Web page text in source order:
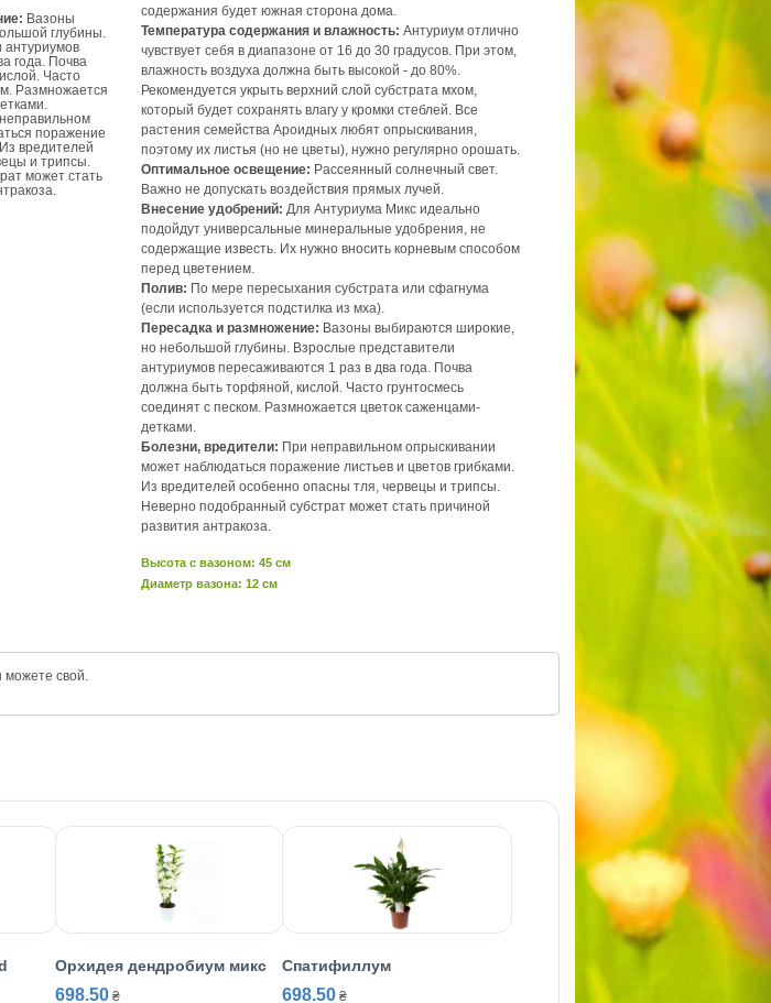
Вазоны
глубины.
антуриумов
года. Почва
Часто
Размножается
поражение
вредителей
и трипсы.
может стать
содержания будет южная сторона дома.
Температура содержания и влажность: Антуриум отлично
чувствует себя в диапазоне от 16 до 30 градусов. При этом,
влажность воздуха должна быть высокой - до 80%.
Рекомендуется укрыть верхний слой субстрата мхом,
который будет сохранять влагу у кромки стеблей. Все
растения семейства Ароидных любят опрыскивания,
поэтому их листья (но не цветы), нужно регулярно орошать.
Оптимальное освещение: Рассеянный солнечный свет.
Важно не допускать воздействия прямых лучей.
Внесение удобрений: Для Антуриума Микс идеально
подойдут универсальные минеральные удобрения, не
содержащие известь. Их нужно вносить корневым способом
перед цветением.
Полив: По мере пересыхания субстрата или сфагнума
(если используется подстилка из мха).
Пересадка и размножение: Вазоны выбираются широкие,
но небольшой глубины. Взрослые представители
антуриумов пересаживаются 1 раз в два года. Почва
должна быть торфяной, кислой. Часто грунтосмесь
соединят с песком. Размножается цветок саженцами-
детками.
Болезни, вредители: При неправильном опрыскивании
может наблюдаться поражение листьев и цветов грибками.
Из вредителей особенно опасны тля, червецы и трипсы.
Неверно подобранный субстрат может стать причиной
развития антракоза.
Высота c вазоном: 45 см
Диаметр вазона: 12 см
можете свой.
Орхидея дендробиум микс
698.50 ₴
Спатифиллум
698.50 ₴